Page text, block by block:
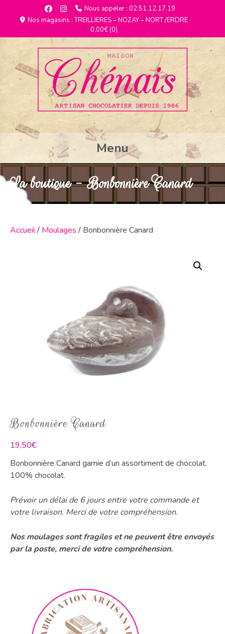
Nous appeler : 02.51.12.17.19
Nos magasins : TREILLIERES – NOZAY – NORT /ERDRE
0,00€(0)
Menu
La boutique - Bonbonnière Canard
Accueil/ Moulages / Bonbonnière Canard
Bonbonnière Canard
19,50€
Bonbonnière Canard garnie d’un assortiment de chocolat.
100% chocolat.
Prévoir un délai de 6 jours entre votre commande et
votre livraison. Merci de votre compréhension.
Nos moulages sont fragiles et ne peuvent être envoyés
par la poste, merci de votre compréhension.